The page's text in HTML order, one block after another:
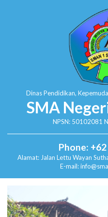
Dinas Pendidikan,
SMA
NPSN: 50102081
Phone:
Alamat: Jalan Lettu Wayan
E-mail: